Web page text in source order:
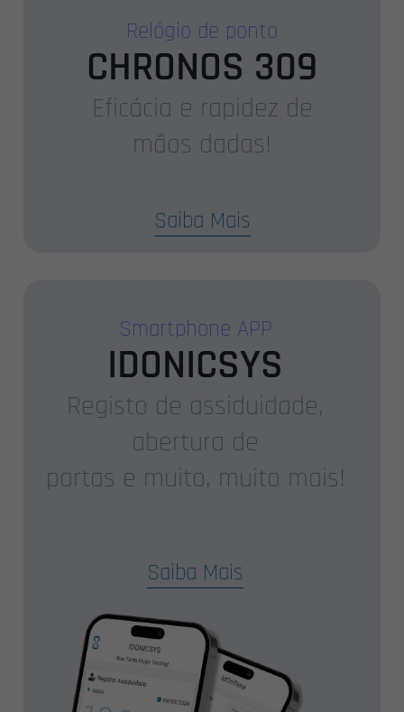
Relógio de ponto
CHRONOS 309
Eficácia e rapidez de
mãos dadas!
Saiba Mais
Smartphone APP
IDONICSYS
Registo de assiduidade,
abertura de
portas e muito, muito mais!
Saiba Mais